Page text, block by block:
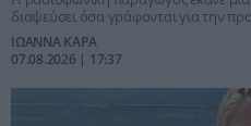
διαψεύσει όσα γράφονται για την
ΙΩΑΝΝΑ ΚΑΡΑ
07.08.2026 | 17:37